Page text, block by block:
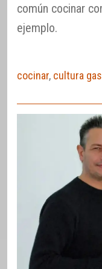
común cocinar
ejemplo.
cocinar, cultura